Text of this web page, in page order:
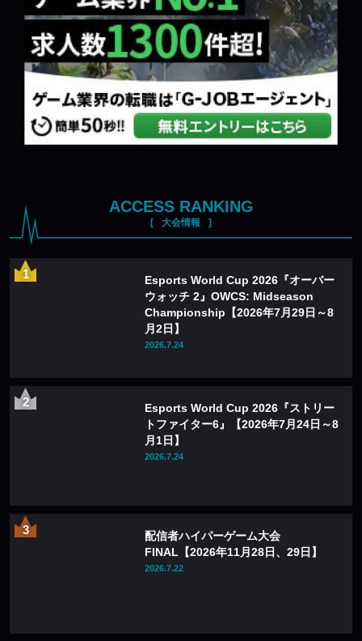
ACCESS RANKING
大会情報
Esports World Cup 2026『オーバー
ウォッチ 2』OWCS: Midseason
Championship【2026年7月29日～8
月2日】
2026.7.24
Esports World Cup 2026『ストリー
トファイター6』【2026年7月24日～8
月1日】
2026.7.24
配信者ハイパーゲーム大会
FINAL【2026年11月28日、29日】
2026.7.22